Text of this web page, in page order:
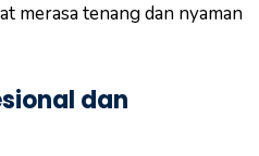
merasa tenang dan nyaman
dan